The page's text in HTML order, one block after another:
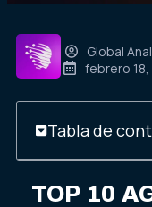
Global
febrero
Tabla de
TOP 10